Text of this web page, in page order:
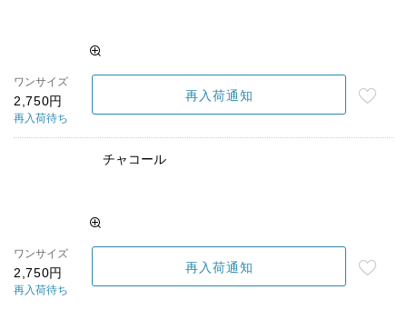
ワンサイズ
2,750円
再入荷待ち
再入荷通知
チャコール
ワンサイズ
2,750円
再入荷待ち
再入荷通知